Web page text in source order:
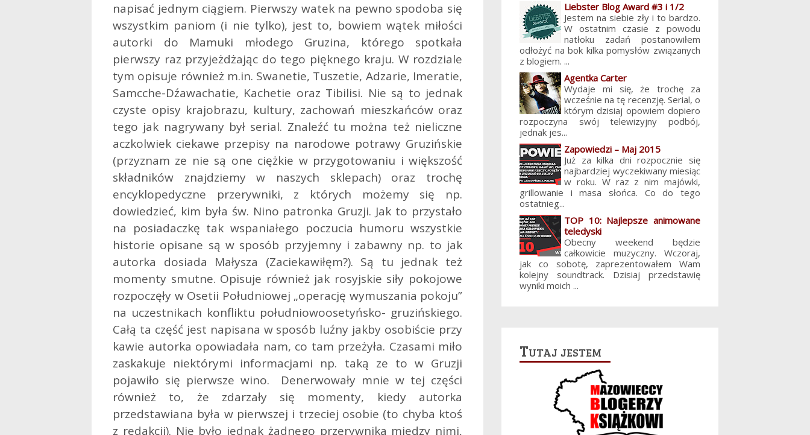
napisać jednym ciągiem. Pierwszy watek na pewno spodoba się
wszystkim paniom (i nie tylko), jest to, bowiem wątek miłości
autorki do Mamuki młodego Gruzina, którego spotkała
pierwszy raz przyjeżdżając do tego pięknego kraju. W rozdziale
tym opisuje również m.in. Swanetie, Tuszetie, Adzarie, Imeratie,
Samcche-Dźawachatie, Kachetie oraz Tibilisi. Nie są to jednak
czyste opisy krajobrazu, kultury, zachowań mieszkańców oraz
tego jak nagrywany był serial. Znaleźć tu można też nieliczne
aczkolwiek ciekawe przepisy na narodowe potrawy Gruzińskie
(przyznam ze nie są one ciężkie w przygotowaniu i większość
składników znajdziemy w naszych sklepach) oraz trochę
encyklopedyczne przerywniki, z których możemy się np.
dowiedzieć, kim była św. Nino patronka Gruzji. Jak to przystało
na posiadaczkę tak wspaniałego poczucia humoru wszystkie
historie opisane są w sposób przyjemny i zabawny np. to jak
autorka dosiada Małysza (Zaciekawiłęm?). Są tu jednak też
momenty smutne. Opisuje również jak rosyjskie siły pokojowe
rozpoczęły w Osetii Południowej „operację wymuszania pokoju”
na uczestnikach konfliktu południowoosetyńsko- gruzińskiego.
Całą ta część jest napisana w sposób luźny jakby osobiście przy
kawie autorka opowiadała nam, co tam przeżyła. Czasami miło
zaskakuje niektórymi informacjami np. taką ze to w Gruzji
pojawiło się pierwsze wino. Denerwowały mnie w tej części
również to, że zdarzały się momenty, kiedy autorka
przedstawiana była w pierwszej i trzeciej osobie (to chyba ktoś
z redakcji). Nie było jednak żadnego przerywnika miedzy nimi,
Liebster Blog Award #3 i 1/2
Jestem na siebie zły i to bardzo.
W ostatnim czasie z powodu
natłoku zadań postanowiłem
odłożyć na bok kilka pomysłów związanych
z blogiem. ...
Agentka Carter
Wydaje mi się, że trochę za
wcześnie na tę recenzję. Serial, o
którym dzisiaj opowiem dopiero
rozpoczyna swój telewizyjny podbój,
jednak jes...
Zapowiedzi – Maj 2015
Już za kilka dni rozpocznie się
najbardziej wyczekiwany miesiąc
w roku. W raz z nim majówki,
grillowanie i masa słońca. Co do tego
ostatnieg...
TOP 10: Najlepsze animowane
teledyski
Obecny weekend będzie
całkowicie muzyczny. Wczoraj,
jak co sobotę, zaprezentowałem Wam
kolejny soundtrack. Dzisiaj przedstawię
wyniki moich ...
Tutaj jestem